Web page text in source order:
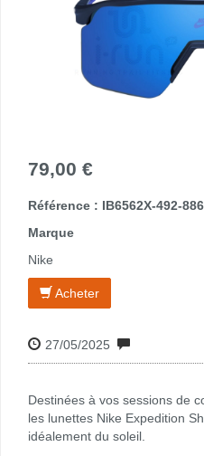
79,00 €
Référence : IB6562X-492-
Marque
Nike
Acheter
27/05/2025
Destinées à vos sessions de
les lunettes Nike Expedition
idéalement du soleil.